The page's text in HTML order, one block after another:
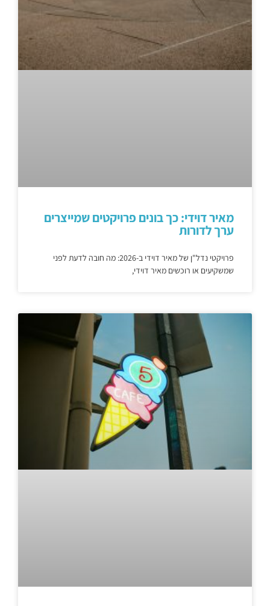
מאיר דוידי: כך בונים פרויקטים שמייצרים
ערך לדורות
פרויקטי נדל"ן של מאיר דוידי ב-2026: מה חובה לדעת לפני
שמשקיעים או רוכשים מאיר דוידי,